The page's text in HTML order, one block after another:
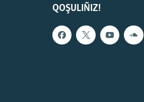
QOŞULIÑIZ!